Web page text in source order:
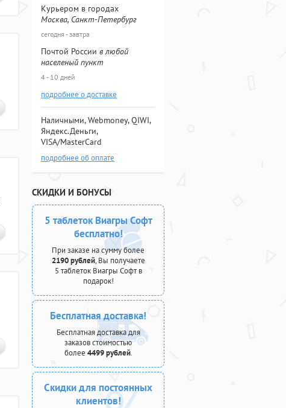
Курьером в городах
Москва, Санкт-Петербург
сегодня - завтра
Почтой России в любой
населеный пункт
4 - 10 дней
подробнее о доставке
Наличными, Webmoney, QIWI,
Яндекс.Деньги,
VISA/MasterCard
подробнее об оплате
СКИДКИ И БОНУСЫ
5 таблеток Виагры Софт
бесплатно!
При заказе на сумму более
2190 рублей, Вы получаете
5 таблеток Виагры Софт в
подарок!
Бесплатная доставка!
Бесплатная доставка для
заказов стоимостью
более 4499 рублей.
Скидки для постоянных
клиентов!